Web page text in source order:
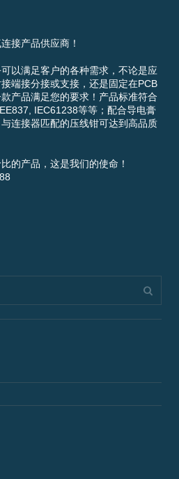
接产品供应商！
以满足客户的各种需求，不论是应
端接分接或支接，还是固定在PCB
产品满足您的要求！产品标准符合
IEC61238等等；配合导电膏
连接器匹配的压线钳可达到高品质
的产品，这是我们的使命！